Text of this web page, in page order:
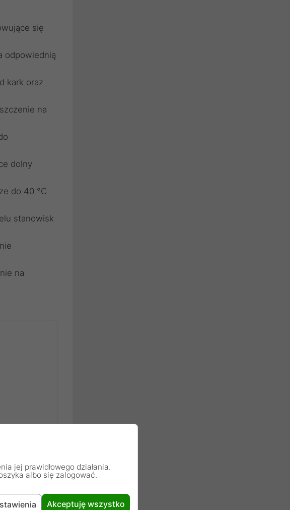
się
odpowiednią
kark oraz
na
dolny
do 40 °C
stanowisk
na
jej prawidłowego działania.
albo się zalogować.
Akceptuję wszystko